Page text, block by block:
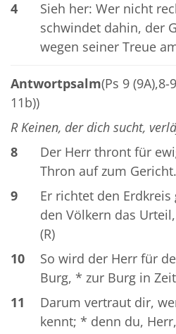
4
Sieh her: Wer nicht
schwindet dahin, der
wegen seiner Treue
Antwortpsalm(Ps 9 (9A),8-
11b))
R Keinen, der dich sucht,
8
Der Herr thront für
Thron auf zum Gericht.
9
Er richtet den
den Völkern das
(R)
10
So wird der Herr für
Burg, * zur Burg in
11
Darum vertraut dir,
kennt; * denn du,